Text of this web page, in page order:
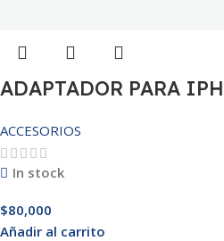
ADAPTADOR PARA
ACCESORIOS
In stock
$80,000
Añadir al carrito